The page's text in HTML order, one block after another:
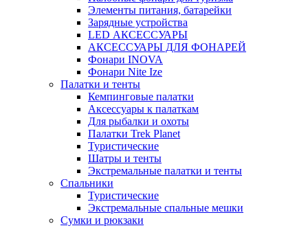
Элементы питания, батарейки
Зарядные устройства
LED АКСЕССУАРЫ
АКСЕССУАРЫ ДЛЯ ФОНАРЕЙ
Фонари INOVA
Фонари Nite Ize
Палатки и тенты
Кемпинговые палатки
Аксессуары к палаткам
Для рыбалки и охоты
Палатки Trek Planet
Туристические
Шатры и тенты
Экстремальные палатки и тенты
Спальники
Туристические
Экстремальные спальные мешки
Сумки и рюкзаки